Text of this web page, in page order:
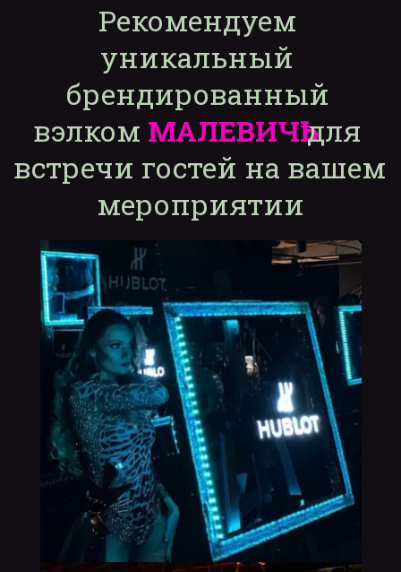
Рекомендуем
уникальный
брендированный
вэлком МАЛЕВИЧҌ для
встречи гостей на вашем
мероприятии